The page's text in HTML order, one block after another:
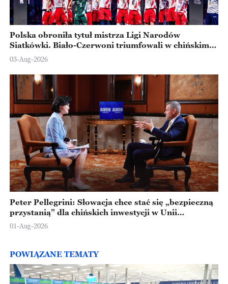
Polska obroniła tytuł mistrza Ligi Narodów
Siatkówki. Biało-Czerwoni triumfowali w chińskim
Ningbo
03-Aug-2026
Peter Pellegrini: Słowacja chce stać się „bezpieczną
przystanią” dla chińskich inwestycji w Unii
Europejskiej
01-Aug-2026
POWIĄZANE TEMATY